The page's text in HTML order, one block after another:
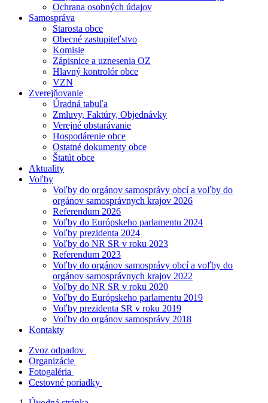
Ochrana osobných údajov
Samospráva
Starosta obce
Obecné zastupiteľstvo
Komisie
Zápisnice a uznesenia OZ
Hlavný kontrolór obce
VZN
Zverejňovanie
Úradná tabuľa
Zmluvy, Faktúry, Objednávky
Verejné obstarávanie
Hospodárenie obce
Ostatné dokumenty obce
Štatút obce
Aktuality
Voľby
Voľby do orgánov samosprávy obcí a voľby do
orgánov samosprávnych krajov 2026
Referendum 2026
Voľby do Európskeho parlamentu 2024
Voľby prezidenta 2024
Voľby do NR SR v roku 2023
Referendum 2023
Voľby do orgánov samosprávy obcí a voľby do
orgánov samosprávnych krajov 2022
Voľby do NR SR v roku 2020
Voľby do Európskeho parlamentu 2019
Voľby prezidenta SR v roku 2019
Voľby do orgánov samosprávy 2018
Kontakty
Zvoz odpadov
Organizácie
Fotogaléria
Cestovné poriadky